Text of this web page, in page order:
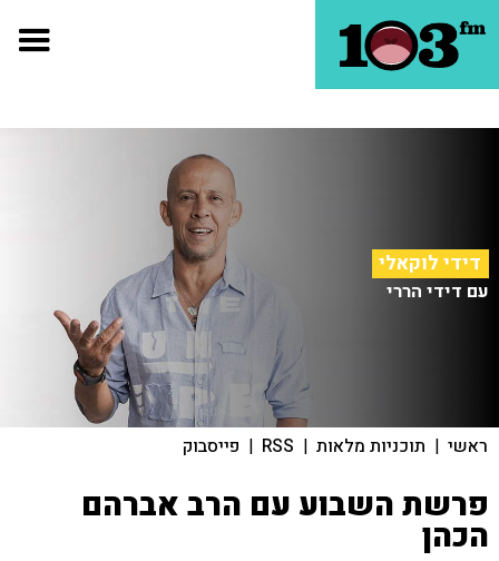
דידי לוקאלי
עם דידי הררי
ראשי | תוכניות מלאות |
RSS
| פייסבוק
פרשת השבוע עם הרב אברהם
הכהן